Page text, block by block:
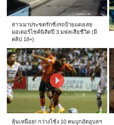
สาวเมาประชดรักซิ่งรถป้ายแดงเสย
มอเตอร์ไซค์นิสิตปี 3 มฟลเสียชีวิต (มี
คลิป 18+)
ลุ้นเหนื่อย! กว่างโซ้ง 10 คนบุกอัดอุบลฯ